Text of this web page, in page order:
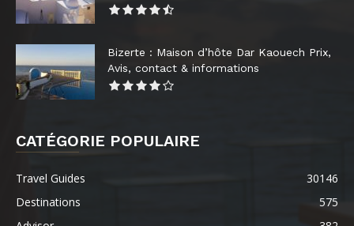
Bizerte : Maison d’hôte Dar Kaouech Prix,
Avis, contact & informations
CATÉGORIE POPULAIRE
Travel Guides
30146
Destinations
575